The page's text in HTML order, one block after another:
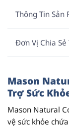
Thông Tin Sản
Đơn Vị Chia Sẻ
Mason
TrợSức
Mason Natural
vệ sức khỏe chứa